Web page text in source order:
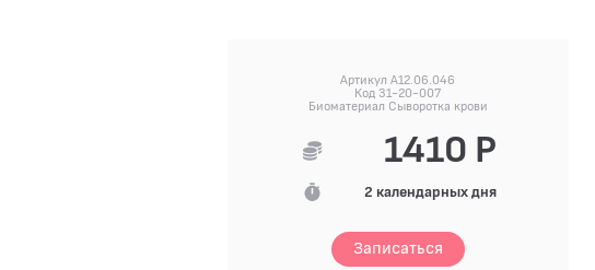
Артикул A12.06.046
Код 31-20-007
Биоматериал Сыворотка крови
1410 Р
2 календарных дня
Записаться